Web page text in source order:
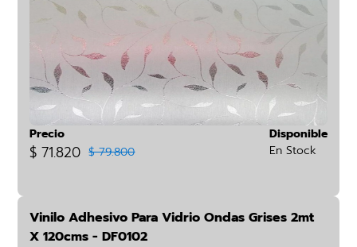
Precio
$ 71.820 $ 79.800
Disponible
En Stock
Vinilo Adhesivo Para Vidrio Ondas Grises 2mt
X 120cms - DF0102